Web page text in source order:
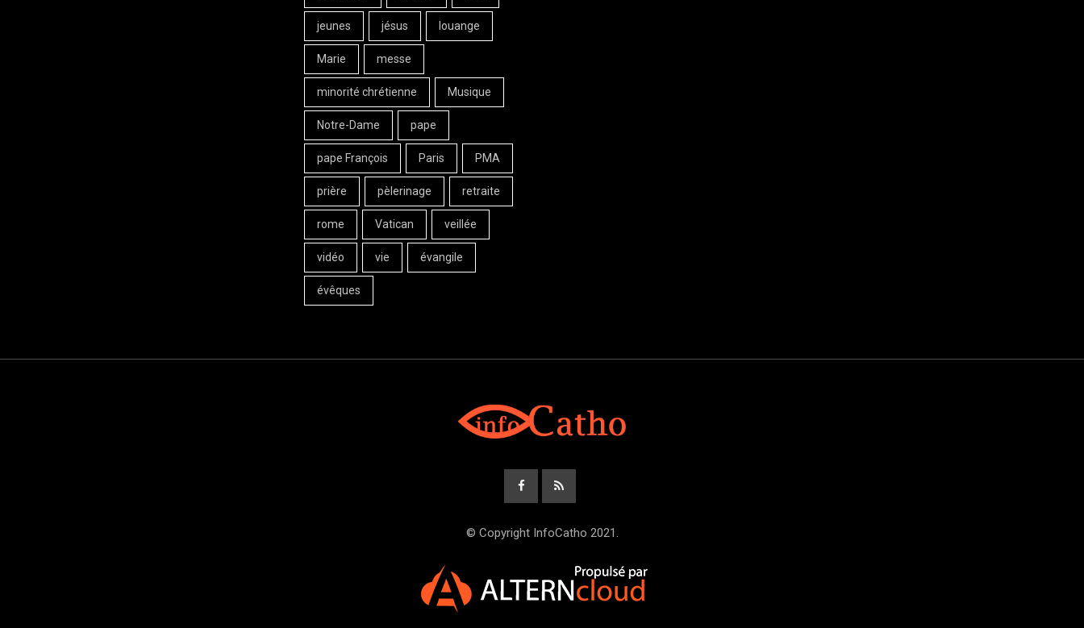
jeunes jésus louange
Marie messe
minorité chrétienne Musique
Notre-Dame pape
pape François Paris PMA
prière pèlerinage retraite
rome Vatican veillée
vidéo vie évangile
évêques
© Copyright InfoCatho 2021.